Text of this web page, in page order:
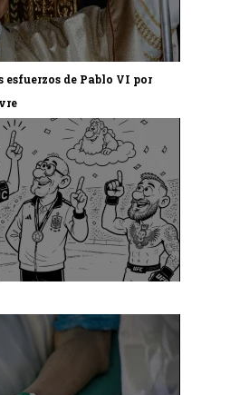
de Pablo VI por